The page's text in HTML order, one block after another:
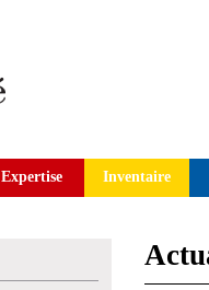
Expertise Inventaire